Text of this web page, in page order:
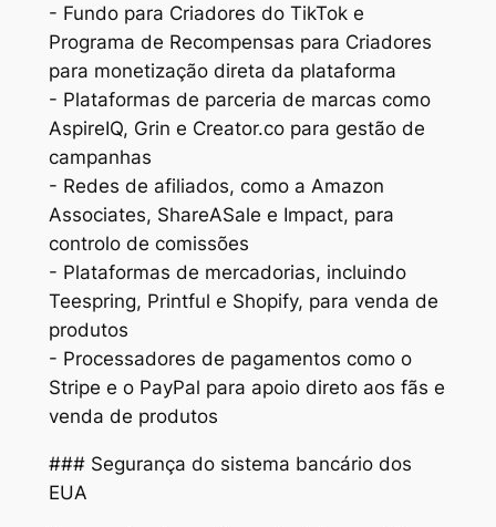
- Fundo para Criadores do TikTok e
Programa de Recompensas para Criadores
para monetização direta da plataforma
- Plataformas de parceria de marcas como
AspireIQ, Grin e Creator.co para gestão de
campanhas
- Redes de afiliados, como a Amazon
Associates, ShareASale e Impact, para
controlo de comissões
- Plataformas de mercadorias, incluindo
Teespring, Printful e Shopify, para venda de
produtos
- Processadores de pagamentos como o
Stripe e o PayPal para apoio direto aos fãs e
venda de produtos
### Segurança do sistema bancário dos
EUA